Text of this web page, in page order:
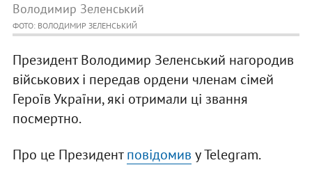
Володимир Зеленський
ФОТО: ВОЛОДИМИР ЗЕЛЕНСЬКИЙ
Президент Володимир Зеленський нагородив
військових і передав ордени членам сімей
Героїв України, які отримали ці звання
посмертно.
Про це Президентповідомив у Telegram.